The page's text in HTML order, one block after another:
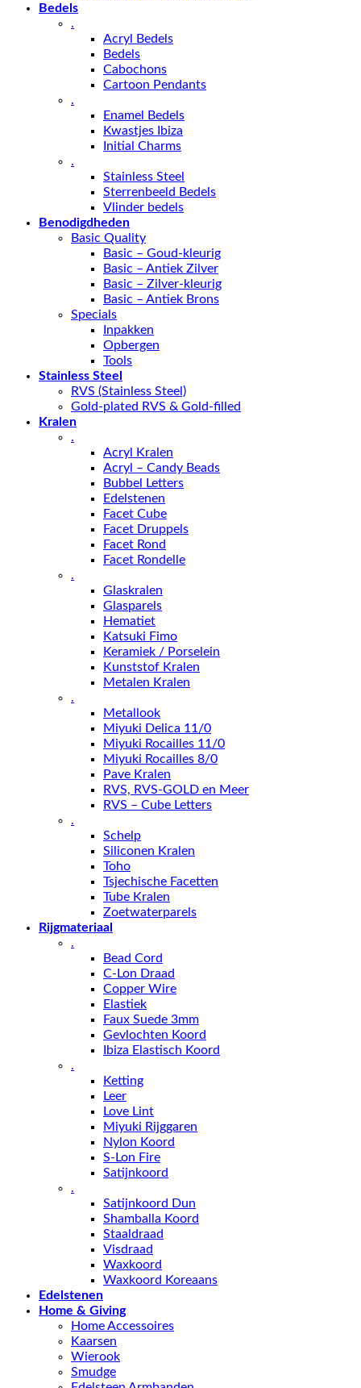
Bedels
.
Acryl Bedels
Bedels
Cabochons
Cartoon Pendants
.
Enamel Bedels
Kwastjes Ibiza
Initial Charms
.
Stainless Steel
Sterrenbeeld Bedels
Vlinder bedels
Benodigdheden
Basic Quality
Basic – Goud-kleurig
Basic – Antiek Zilver
Basic – Zilver-kleurig
Basic – Antiek Brons
Specials
Inpakken
Opbergen
Tools
Stainless Steel
RVS (Stainless Steel)
Gold-plated RVS & Gold-filled
Kralen
.
Acryl Kralen
Acryl – Candy Beads
Bubbel Letters
Edelstenen
Facet Cube
Facet Druppels
Facet Rond
Facet Rondelle
.
Glaskralen
Glasparels
Hematiet
Katsuki Fimo
Keramiek / Porselein
Kunststof Kralen
Metalen Kralen
.
Metallook
Miyuki Delica 11/0
Miyuki Rocailles 11/0
Miyuki Rocailles 8/0
Pave Kralen
RVS, RVS-GOLD en Meer
RVS – Cube Letters
.
Schelp
Siliconen Kralen
Toho
Tsjechische Facetten
Tube Kralen
Zoetwaterparels
Rijgmateriaal
.
Bead Cord
C-Lon Draad
Copper Wire
Elastiek
Faux Suede 3mm
Gevlochten Koord
Ibiza Elastisch Koord
.
Ketting
Leer
Love Lint
Miyuki Rijggaren
Nylon Koord
S-Lon Fire
Satijnkoord
.
Satijnkoord Dun
Shamballa Koord
Staaldraad
Visdraad
Waxkoord
Waxkoord Koreaans
Edelstenen
Home & Giving
Home Accessoires
Kaarsen
Wierook
Smudge